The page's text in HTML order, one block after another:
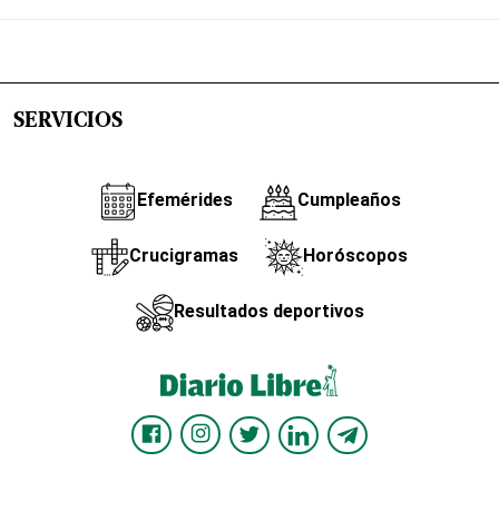
SERVICIOS
Efemérides Cumpleaños
Crucigramas Horóscopos
Resultados deportivos